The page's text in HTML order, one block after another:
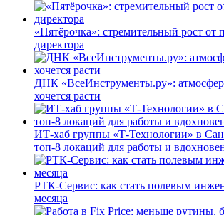
«Пятёрочка»: стремительный рост от
директора
ДНК «ВсеИнструменты.ру»:
хочется расти
ИТ-хаб группы «Т-Технологии» в
топ-8 локаций для работы и
РТК-Сервис: как стать полевым
месяца